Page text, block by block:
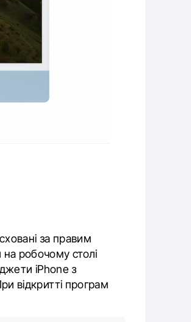
за правим
робочому столі
iPhone з
відкритті програм